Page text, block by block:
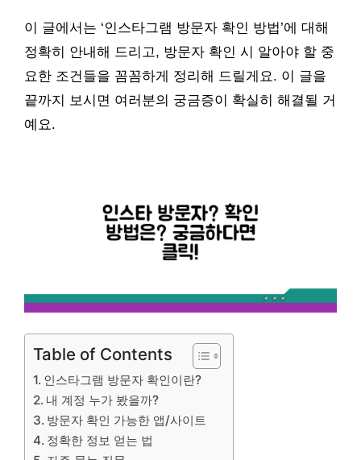
이 글에서는 ‘인스타그램 방문자 확인 방법’에 대해
정확히 안내해 드리고, 방문자 확인 시 알아야 할 중
요한 조건들을 꼼꼼하게 정리해 드릴게요. 이 글을
끝까지 보시면 여러분의 궁금증이 확실히 해결될 거
예요.
Table of Contents
인스타그램 방문자 확인이란?
내 계정 누가 봤을까?
방문자 확인 가능한 앱/사이트
정확한 정보 얻는 법